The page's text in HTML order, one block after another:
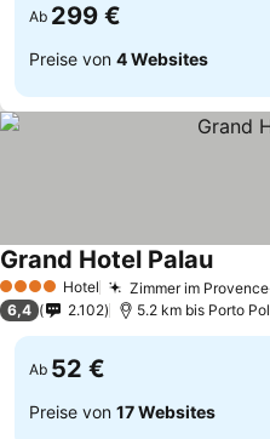
Ab 299 €
Preise von 4 Websites
4 Sterne Hotel Zimmer im
Grand Hotel Palau
6,4 2.102 5.2 km bis Porto
Ab 52 €
Preise von 17 Websites